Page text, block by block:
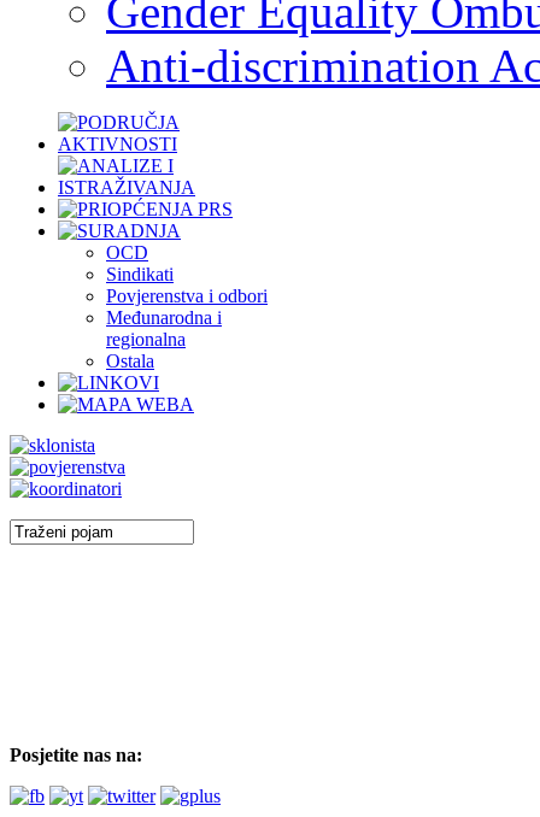
Gender Equality
Anti-discrimination
OCD
Sindikati
Povjerenstva i odbori
Međunarodna i
regionalna
Ostala
Posjetite nas na: